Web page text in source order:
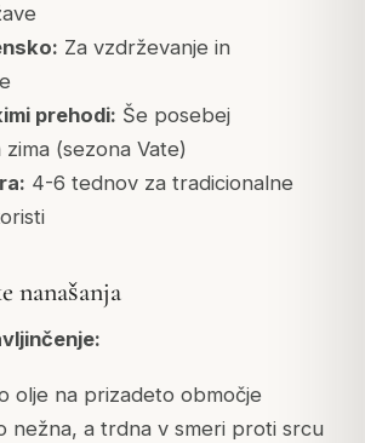
Za vzdrževanje in
prehodi: Še posebej
(sezona Vate)
4-6 tednov za tradicionalne
nanašanja
olje na prizadeto območje
nežna, a trdna v smeri proti srcu